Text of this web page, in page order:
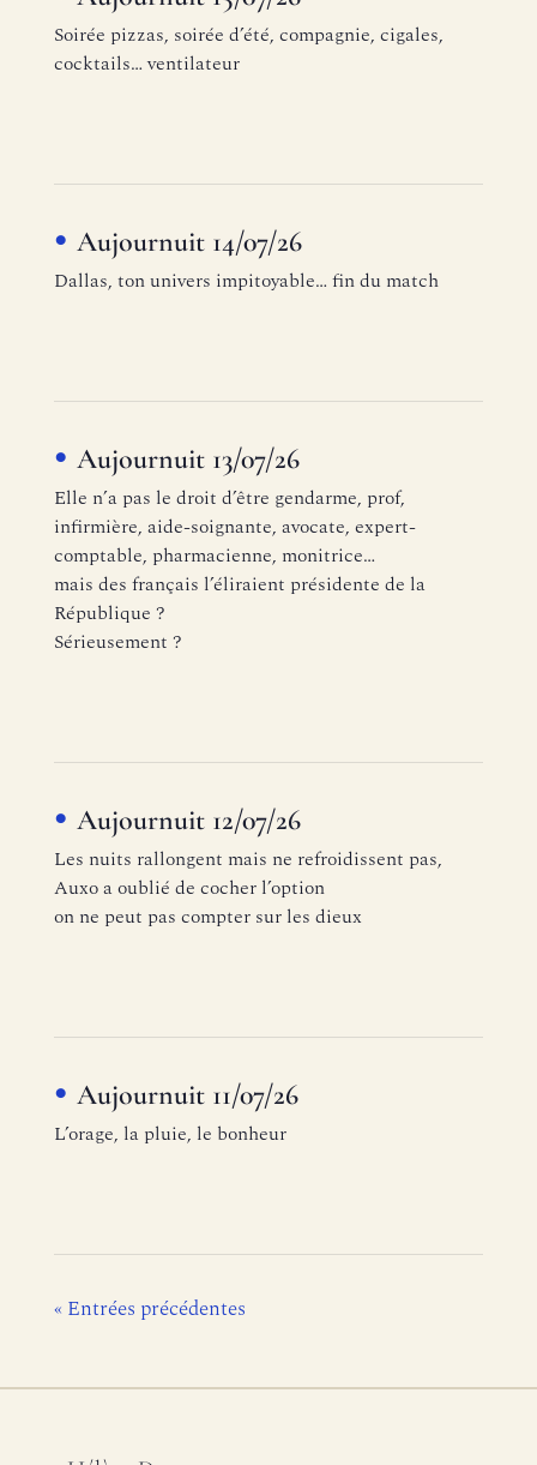
Soirée pizzas, soirée d’été, compagnie, cigales,
cocktails… ventilateur
Aujournuit 14/07/26
Dallas, ton univers impitoyable… fin du match
Aujournuit 13/07/26
Elle n’a pas le droit d’être gendarme, prof,
infirmière, aide-soignante, avocate, expert-
comptable, pharmacienne, monitrice…
mais des français l’éliraient présidente de la
République ?
Sérieusement ?
Aujournuit 12/07/26
Les nuits rallongent mais ne refroidissent pas,
Auxo a oublié de cocher l’option
on ne peut pas compter sur les dieux
Aujournuit 11/07/26
L’orage, la pluie, le bonheur
« Entrées précédentes